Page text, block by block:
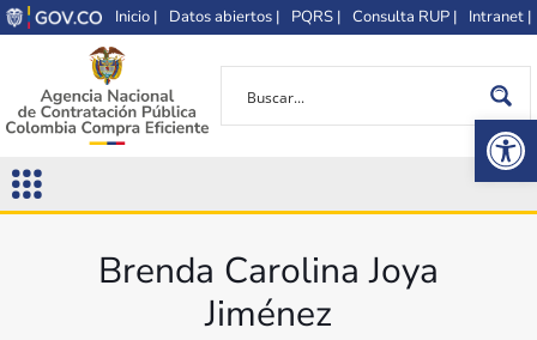
Inicio | Datos abiertos | PQRS | Consulta RUP | Intranet |
Brenda Carolina Joya
Jiménez